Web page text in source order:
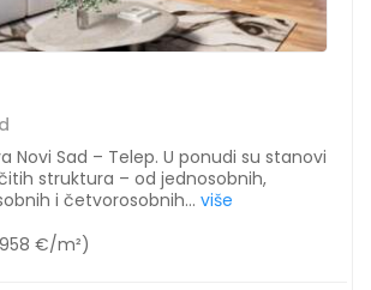
Novi Sad – Telep. U ponudi su stanovi
struktura – od jednosobnih,
i četvorosobnih... više
€/m²)